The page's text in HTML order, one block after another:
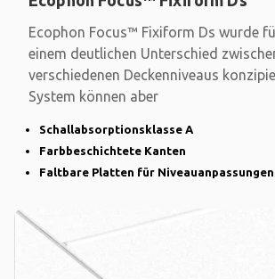
Ecophon Focus™ Fixiform Ds wurde
einem deutlichen Unterschied
verschiedenen Deckenniveaus
System können aber
Schallabsorptionsklasse A
Farbbeschichtete Kanten
Faltbare Platten für